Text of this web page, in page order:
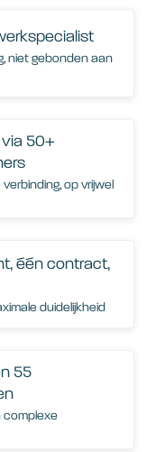
niet gebonden aan
via 50+
op vrijwel
één contract,
duidelijkheid
55
complexe